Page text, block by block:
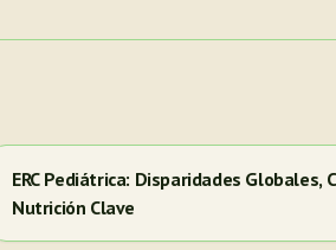
ERC Pediátrica: Disparidades Globales,
Nutrición Clave